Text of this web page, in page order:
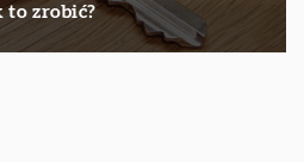
to zrobić?